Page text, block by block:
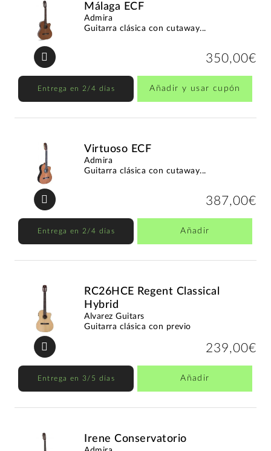
Málaga ECF
Admira
Guitarra clásica con cutaway...
350,00€
Entrega en 2/4 días Añadir y usar cupón
Virtuoso ECF
Admira
Guitarra clásica con cutaway...
387,00€
Entrega en 2/4 días Añadir
RC26HCE Regent Classical
Hybrid
Alvarez Guitars
Guitarra clásica con previo
239,00€
Entrega en 3/5 días Añadir
Irene Conservatorio